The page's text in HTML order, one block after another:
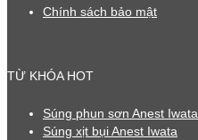
Chính sách bảo mật
TỪ KHÓA HOT
Súng phun sơn Anest Iwata
Súng xịt bụi Anest Iwata